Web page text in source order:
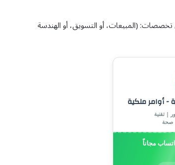
(المبيعات، أو التسويق، أو الهندسة
- أوامر ملكية
| تقنية
صحة
مجاناً